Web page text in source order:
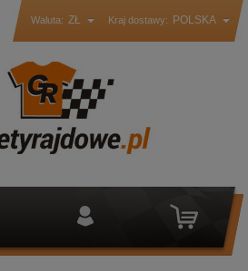
Waluta: ZŁ Kraj dostawy: POLSKA